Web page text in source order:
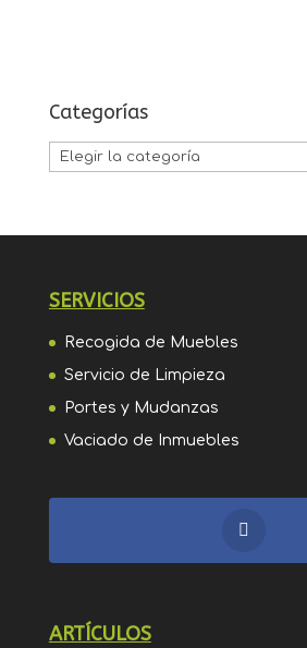
Categorías
Categorías
SERVICIOS
Recogida de Muebles
Servicio de Limpieza
Portes y Mudanzas
Vaciado de Inmuebles
ARTÍCULOS